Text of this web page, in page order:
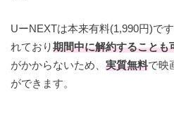
UーNEXTは本来有料(1,990円)で
れており期間中に解約することも
がかからないため、 実質無料で映
ができます。